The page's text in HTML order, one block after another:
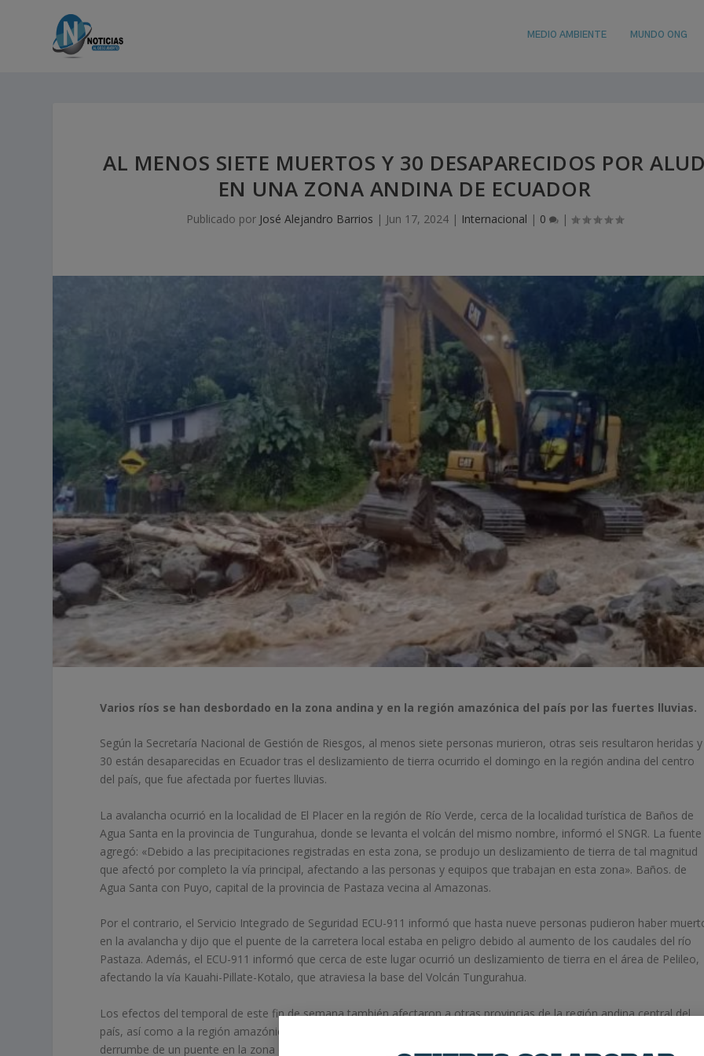
MEDIO AMBIENTE MUNDO ONG
AL MENOS SIETE MUERTOS Y 30 DESAPARECIDOS POR
EN UNA ZONA ANDINA DE ECUADOR
Publicado por José Alejandro Barrios | Jun 17, 2024| Internacional | 0 |
Varios ríos se han desbordado en la zona andina y en la región amazónica del país por las fuertes lluvias.
Según la Secretaría Nacional de Gestión de Riesgos, al menos siete personas murieron, otras seis resultaron heridas y
30 están desaparecidas en Ecuador tras el deslizamiento de tierra ocurrido el domingo en la región andina del centro
del país, que fue afectada por fuertes lluvias.
La avalancha ocurrió en la localidad de El Placer en la región de Río Verde, cerca de la localidad turística de Baños de
Agua Santa en la provincia de Tungurahua, donde se levanta el volcán del mismo nombre, informó el SNGR. La fuente
agregó: «Debido a las precipitaciones registradas en esta zona, se produjo un deslizamiento de tierra de tal magnitud
que afectó por completo la vía principal, afectando a las personas y equipos que trabajan en esta zona». Baños. de
Agua Santa con Puyo, capital de la provincia de Pastaza vecina al Amazonas.
Por el contrario, el Servicio Integrado de Seguridad ECU-911 informó que hasta nueve personas pudieron haber
en la avalancha y dijo que el puente de la carretera local estaba en peligro debido al aumento de los caudales del río
Pastaza. Además, el ECU-911 informó que cerca de este lugar ocurrió un deslizamiento de tierra en el área de Pelileo,
afectando la vía Kauahi-Pillate-Kotalo, que atraviesa la base del Volcán Tungurahua.
Los efectos del temporal de este fin de semana también afectaron a otras provincias de la región andina central del
país, así como a la región amazónica. En la provincia andina de Chimborazo se reportó crecida del río Puela, así como
derrumbe de un puente en la zona de Palitahua, donde viviendas quedaron en riesgo.